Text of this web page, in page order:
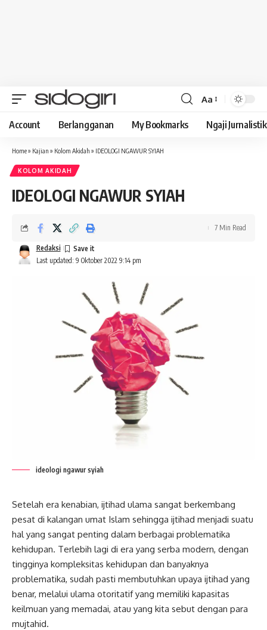
Font
Resizer
Aa
Account Berlangganan My Bookmarks Ngaji Jurnalistik
Home» Kajian » Kolom Akidah » IDEOLOGI NGAWUR SYIAH
KOLOM AKIDAH
IDEOLOGI NGAWUR SYIAH
Last updated: 9 Oktober 2022 9:14 pm
Redaksi
7 Min Read
ideologi ngawur syiah
Setelah era kenabian, ijtihad ulama sangat berkembang
pesat di kalangan umat Islam sehingga ijtihad menjadi suatu
hal yang sangat penting dalam berbagai problematika
kehidupan. Terlebih lagi di era yang serba modern, dengan
tingginya kompleksitas kehidupan dan banyaknya
problematika, sudah pasti membutuhkan upaya ijtihad yang
benar, melalui ulama otoritatif yang memiliki kapasitas
keilmuan yang memadai, atau yang kita sebut dengan para
mujtahid.